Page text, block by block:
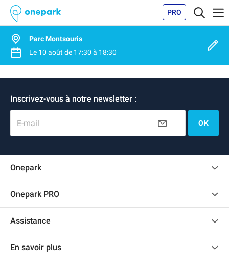
PRO
Parc Montsouris
Le 10 août de 17:30 à 18:30
Inscrivez-vous à notre newsletter :
E-mail OK
Onepark
Recrutement
Onepark PRO
Accéder à mon espace partenaire
Assistance
Centre d'aide
En savoir plus